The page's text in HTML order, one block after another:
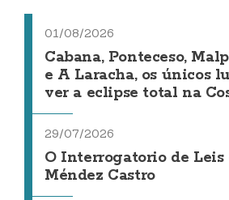
01/08/2026
Cabana, Ponteceso,
e A Laracha, os únicos
ver a eclipse total na
29/07/2026
O Interrogatorio de Leis
Méndez Castro